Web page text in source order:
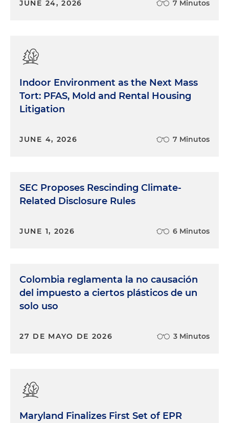
JUNE 24, 2026 7 Minutos
Indoor Environment as the Next Mass
Tort: PFAS, Mold and Rental Housing
Litigation
JUNE 4, 2026 7 Minutos
SEC Proposes Rescinding Climate-
Related Disclosure Rules
JUNE 1, 2026 6 Minutos
Colombia reglamenta la no causación
del impuesto a ciertos plásticos de un
solo uso
27 DE MAYO DE 2026 3 Minutos
Maryland Finalizes First Set of EPR